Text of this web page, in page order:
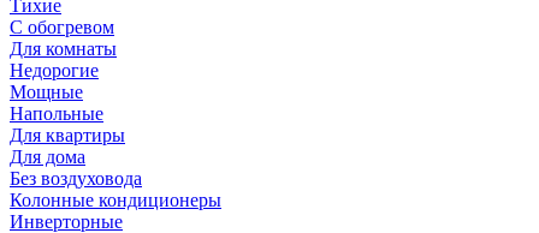
Тихие
С обогревом
Для комнаты
Недорогие
Мощные
Напольные
Для квартиры
Для дома
Без воздуховода
Колонные кондиционеры
Инверторные